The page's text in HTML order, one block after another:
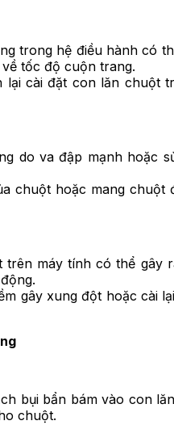
trong hệ điều hành có
tốc độ cuộn trang.
lại cài đặt con lăn chuột
do va đập mạnh hoặc
chuột hoặc mang
trên máy tính có thể gây
gây xung đột hoặc cài
bụi bẩn bám vào con
chuột.